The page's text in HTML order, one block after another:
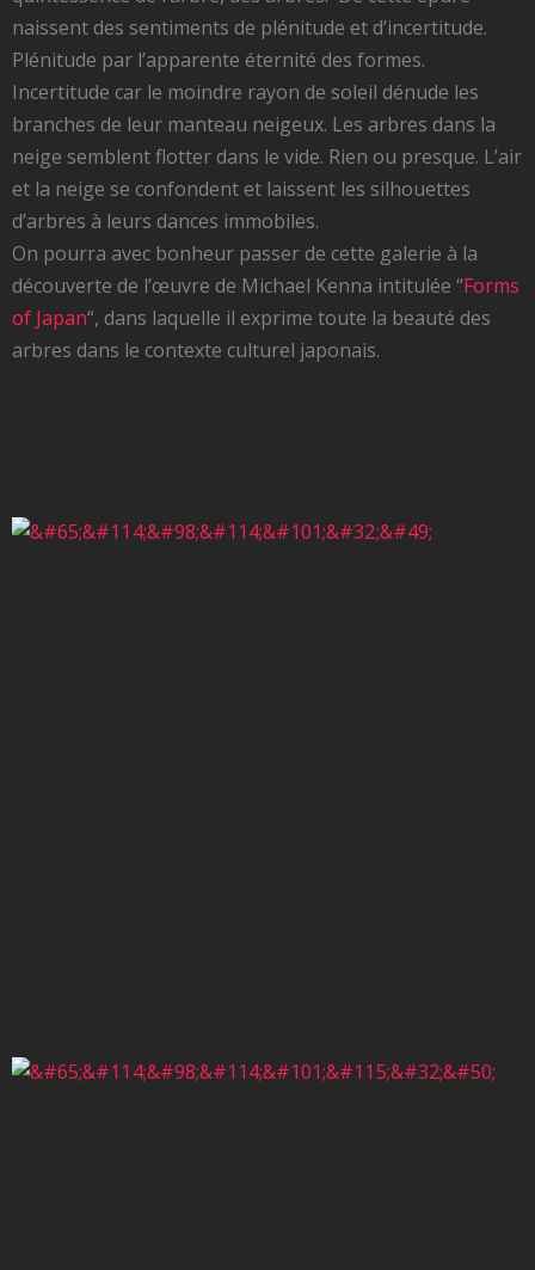
naissent des sentiments de plénitude et d’incertitude.
Plénitude par l’apparente éternité des formes.
Incertitude car le moindre rayon de soleil dénude les
branches de leur manteau neigeux. Les arbres dans la
neige semblent flotter dans le vide. Rien ou presque. L’air
et la neige se confondent et laissent les silhouettes
d’arbres à leurs dances immobiles.
On pourra avec bonheur passer de cette galerie à la
découverte de l’œuvre de Michael Kenna intitulée “Forms
of Japan“, dans laquelle il exprime toute la beauté des
arbres dans le contexte culturel japonais.